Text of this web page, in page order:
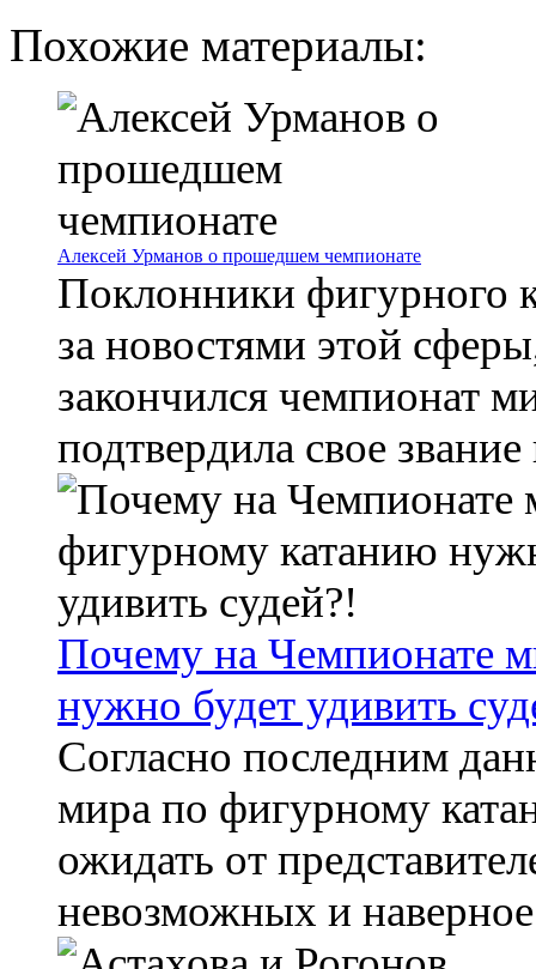
Похожие материалы:
Алексей Урманов о прошедшем чемпионате
Поклонники фигурного
за новостями этой
закончился чемпионат
подтвердила свое звание
Почему на Чемпионате
нужно будет удивить
Согласно последним
мира по фигурному
ожидать от
невозможных и